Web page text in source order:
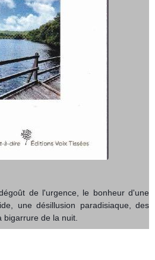
de l'urgence, le bonheur d'une
une désillusion paradisiaque, des
bigarrure de la nuit.